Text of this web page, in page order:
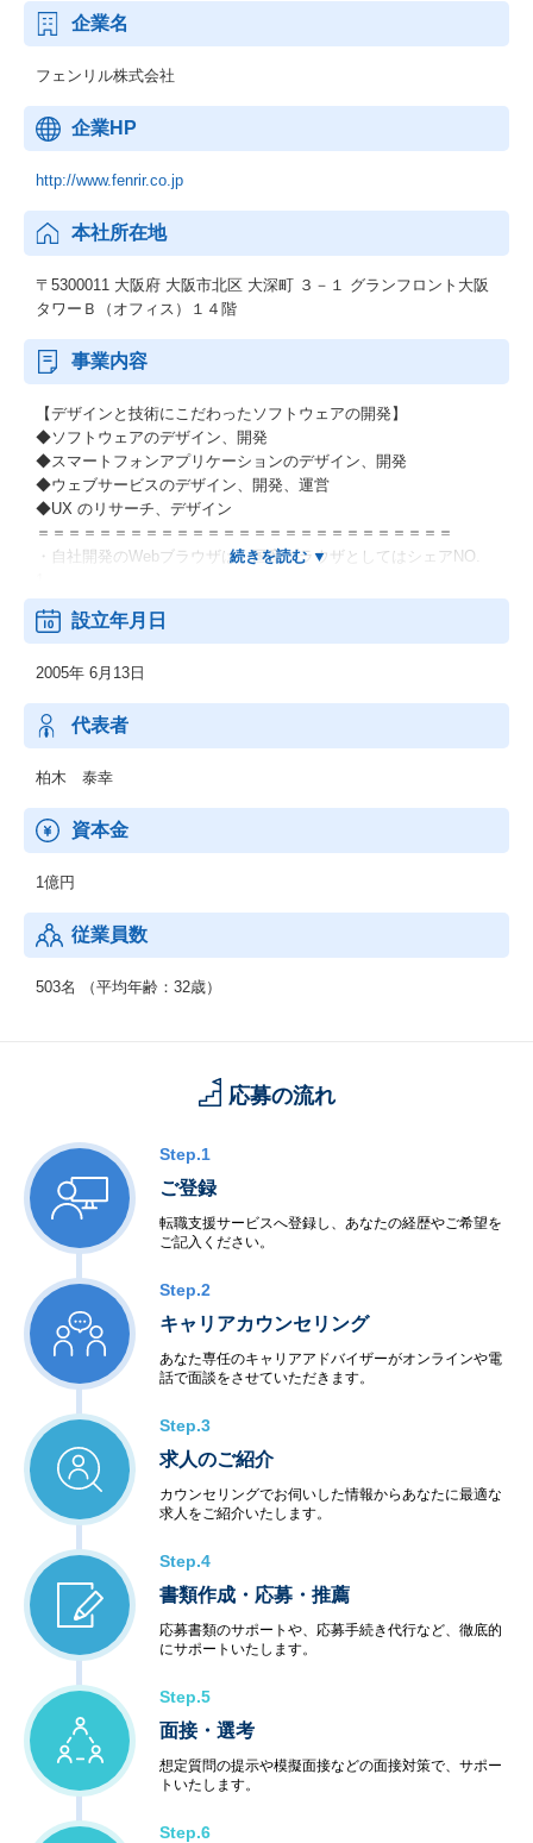
企業名
フェンリル株式会社
企業HP
http://www.fenrir.co.jp
本社所在地
〒5300011 大阪府 大阪市北区 大深町 ３－１ グランフロント大阪
タワーＢ（オフィス）１４階
事業内容
【デザインと技術にこだわったソフトウェアの開発】
◆ソフトウェアのデザイン、開発
◆スマートフォンアプリケーションのデザイン、開発
◆ウェブサービスのデザイン、開発、運営
◆UX のリサーチ、デザイン
＝＝＝＝＝＝＝＝＝＝＝＝＝＝＝＝＝＝＝＝＝＝＝＝＝＝＝
・自社開発のWebブラウザは、国産ブラウザとしてはシェアNO.
・現在はiPhone、Android含めたスマートフォンアプリ開発が大き
く躍進しています。
設立年月日
2005年 6月13日
代表者
柏木 泰幸
資本金
1億円
従業員数
503名 （平均年齢：32歳）
応募の流れ
Step.1
ご登録
転職支援サービスへ登録し、あなたの経歴やご希望を
ご記入ください。
Step.2
キャリアカウンセリング
あなた専任のキャリアアドバイザーがオンラインや電
話で面談をさせていただきます。
Step.3
求人のご紹介
カウンセリングでお伺いした情報からあなたに最適な
求人をご紹介いたします。
Step.4
書類作成・応募・推薦
応募書類のサポートや、応募手続き代行など、徹底的
にサポートいたします。
Step.5
面接・選考
想定質問の提示や模擬面接などの面接対策で、サポー
トいたします。
Step.6